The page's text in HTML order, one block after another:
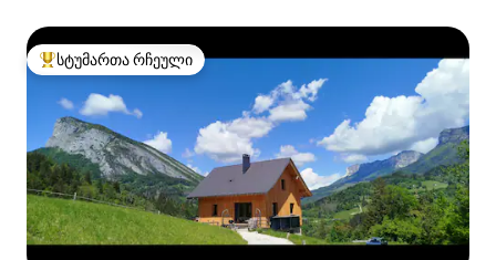
სტუმართა რჩეული მოწინავე ვარიანტი
სტუმართა რჩეული